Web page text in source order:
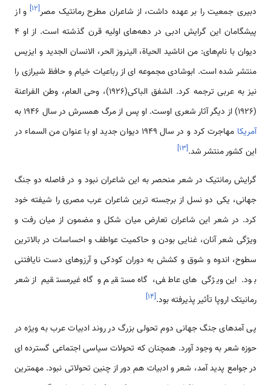
دبیری جمعیت را بر عهده داشت، از شاعران مطرح رمانتیک مصر[۱۲]و از
پیشگامان این گرایش ادبی در دهه‌های اولیه قرن گذشته است. از او 4
دیوان با نام‌های: من اناشید الحیاة، الینروز الحر، الانسان الجدید و ایزیس
منتشر شده است. ابوشادی مجموعه ای از رباعیات خیام و حافظ شیرازی را
نیز به عربی ترجمه کرد. الشفق الباکی(1926)، وحی العام، وطن الفراعنة
(1926) از دیگر آثار شعری اوست. او پس از مرگ همسرش در سال 1946 به
آمریکا
مهاجرت کرد و در سال 1949 دیوان جدید او با عنوان من السماء در
این کشور منتشر شد.[۱۳]
گرایش رمانتیک در شعر منحصر به این شاعران نبود و در فاصله دو جنگ
جهانی، یکی دو نسل از برجسته ترین شاعران عرب مصری را شیفته خود
کرد. در شعر این شاعران تعارض میان شکل و مضمون از میان رفت و
ویژگی شعر آنان، غنایی بودن و حاکمیت عواطف و احساسات در بالاترین
سطوح، اندوه و شوق و کشش به دوران کودکی و آرزوهای دست نایافتنی
بود. این ویژگی های عاطفی، گاه مستقیم و گاه غیرمستقیم از شعر
رمانیتک اروپا تأثیر پذیرفته بود.[۱۴]
پی آمدهای جنگ جهانی دوم تحولی بزرگ در روند ادبیات عرب به ویژه در
حوزه شعر به وجود آورد. همچنان که تحولات سیاسی اجتماعی گسترده ای
در جوامع پدید آمد، شعر و ادبیات هم دور از چنین تحولاتی نبود. مهمترین